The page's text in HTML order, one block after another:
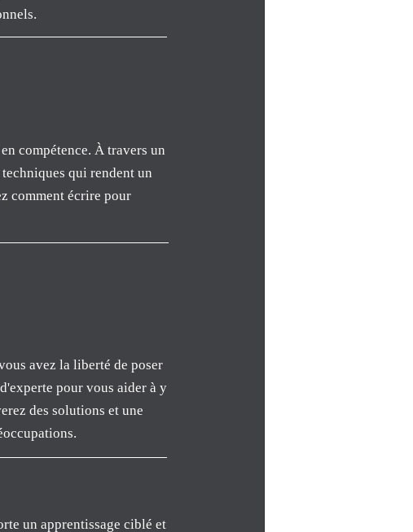
compétence. À travers un
qui rendent un
comment écrire pour
avez la liberté de poser
pour vous aider à y
des solutions et une
un apprentissage ciblé et